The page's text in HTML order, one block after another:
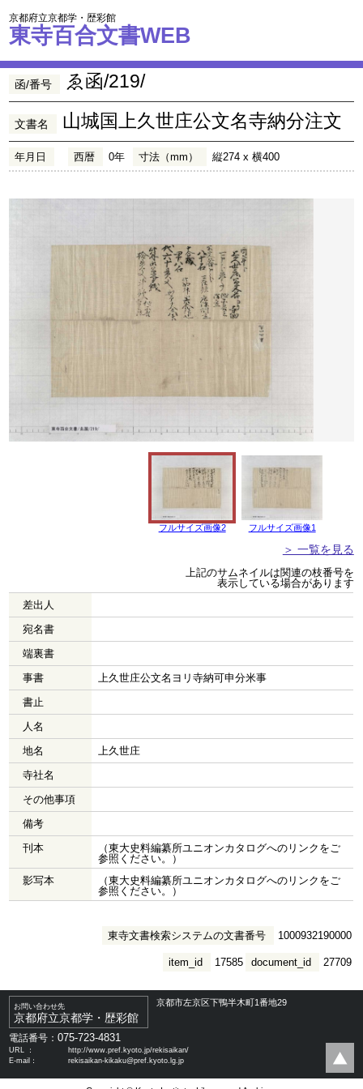
京都府立京都学・歴彩館
東寺百合文書WEB
函/番号 ゑ函/219/
文書名 山城国上久世庄公文名寺納分注文
年月日 西暦 0年 寸法（mm） 縦274 x 横400
フルサイズ画像2 フルサイズ画像1
＞ 一覧を見る
上記のサムネイルは関連の枝番号を
表示している場合があります
差出人
宛名書
端裏書
事書
上久世庄公文名ヨリ寺納可申分米事
書止
人名
地名
上久世庄
寺社名
その他事項
備考
刊本
（東大史料編纂所ユニオンカタログへのリンクをご
参照ください。）
影写本
（東大史料編纂所ユニオンカタログへのリンクをご
参照ください。）
東寺文書検索システムの文書番号 1000932190000
document_id 27709
item_id 17585
お問い合わせ先
京都府立京都学・歴彩館
京都市左京区下鴨半木町1番地29
電話番号：075-723-4831
URL ：
http://www.pref.kyoto.jp/rekisaikan/
E-mail：
rekisaikan-kikaku@pref.kyoto.lg.jp